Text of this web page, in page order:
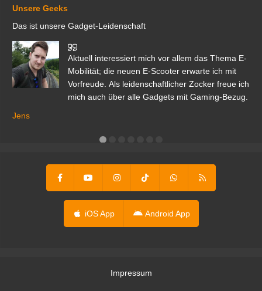
Unsere Geeks
Das ist unsere Gadget-Leidenschaft
Aktuell interessiert mich vor allem das Thema E-
Mobilität; die neuen E-Scooter erwarte ich mit
Vorfreude. Als leidenschaftlicher Zocker freue ich
mich auch über alle Gadgets mit Gaming-Bezug.
Jens
iOS App Android App
Impressum